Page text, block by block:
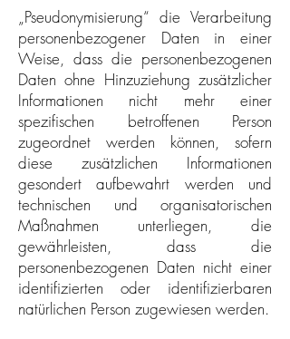
„Pseudonymisierung“ die Verarbeitung
personenbezogener Daten in einer
Weise, dass die personenbezogenen
Daten ohne Hinzuziehung zusätzlicher
Informationen nicht mehr einer
spezifischen betroffenen Person
zugeordnet werden können, sofern
diese zusätzlichen Informationen
gesondert aufbewahrt werden und
technischen und organisatorischen
Maßnahmen unterliegen, die
gewährleisten, dass die
personenbezogenen Daten nicht einer
identifizierten oder identifizierbaren
natürlichen Person zugewiesen werden.